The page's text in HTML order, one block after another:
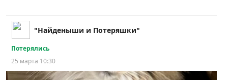
"Найденыши и Потеряшки"
Потерялись
25 марта 10:30